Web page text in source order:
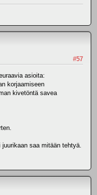
#57
asioita:
korjaamiseen
kivetöntä savea
saa mitään tehtyä.